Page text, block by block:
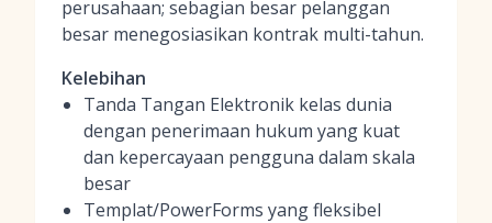
perusahaan; sebagian besar pelanggan
besar menegosiasikan kontrak multi-tahun.
Kelebihan
Tanda Tangan Elektronik kelas dunia
dengan penerimaan hukum yang kuat
dan kepercayaan pengguna dalam skala
besar
Templat/PowerForms yang fleksibel